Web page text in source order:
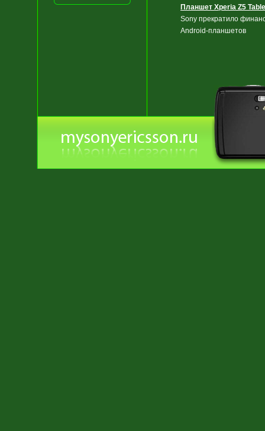
Планшет Xperia Z5
Sony прекратило
Android-планшетов